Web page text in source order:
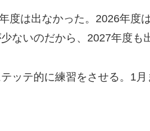
度は出なかった。2026年度は
ないのだから、2027年度も
ッテ的に練習をさせる。1月